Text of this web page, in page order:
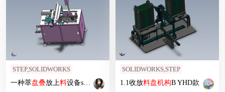
STEP,SOLIDWORKS
一种萃盘叠放上料设备sw18可编辑
SOLIDWORKS,STEP
1.1收放料盘机构B YHD款